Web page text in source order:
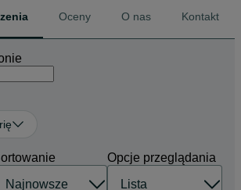
Oceny O nas Kontakt
Opcje przeglądania